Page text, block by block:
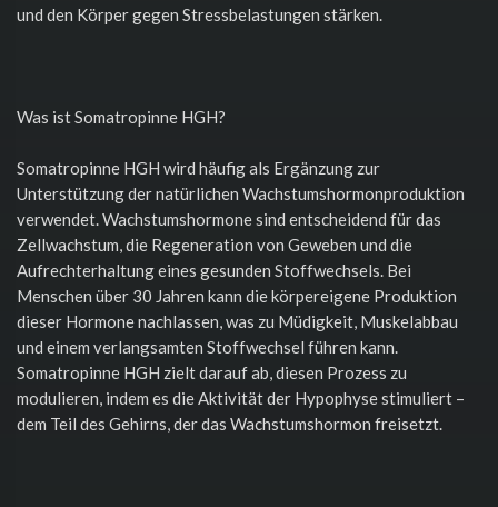
und den Körper gegen Stressbelastungen stärken.
Was ist Somatropinne HGH?
Somatropinne HGH wird häufig als Ergänzung zur
Unterstützung der natürlichen Wachstumshormonproduktion
verwendet. Wachstumshormone sind entscheidend für das
Zellwachstum, die Regeneration von Geweben und die
Aufrechterhaltung eines gesunden Stoffwechsels. Bei
Menschen über 30 Jahren kann die körpereigene Produktion
dieser Hormone nachlassen, was zu Müdigkeit, Muskelabbau
und einem verlangsamten Stoffwechsel führen kann.
Somatropinne HGH zielt darauf ab, diesen Prozess zu
modulieren, indem es die Aktivität der Hypophyse stimuliert –
dem Teil des Gehirns, der das Wachstumshormon freisetzt.